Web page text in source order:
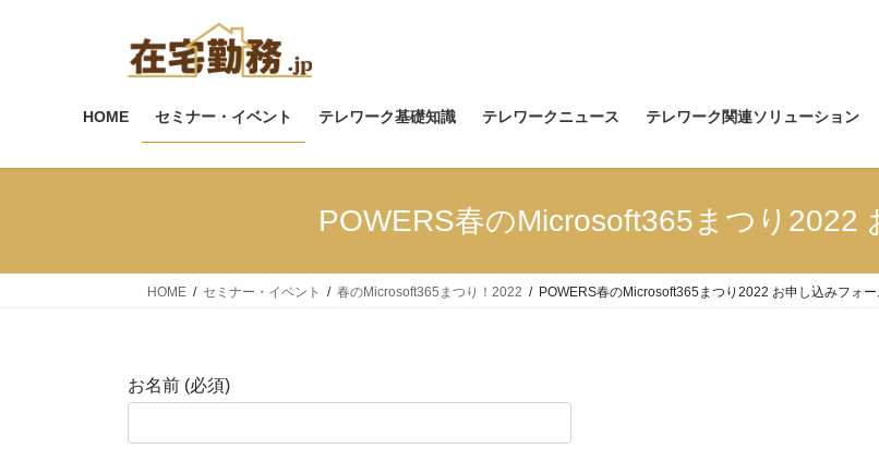
ス
ン
HOME セミナー・イベント テレワーク基礎知識 テレワークニュース テレワーク関連ソリューション
POWERS春のMicrosoft365まつり2022
HOME セミナー・イベント 春のMicrosoft365まつり！2022 POWERS春のMicrosoft365まつり2022 お申し込みフォー
お名前 (必須)